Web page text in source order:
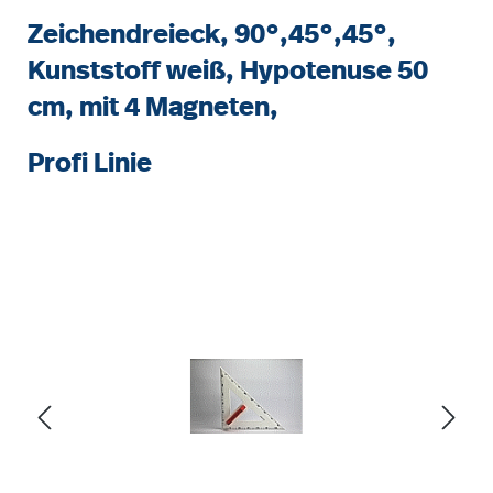
Zeichendreieck, 90°,45°,45°,
Kunststoff weiß, Hypotenuse 50
cm, mit 4 Magneten,
Profi Linie